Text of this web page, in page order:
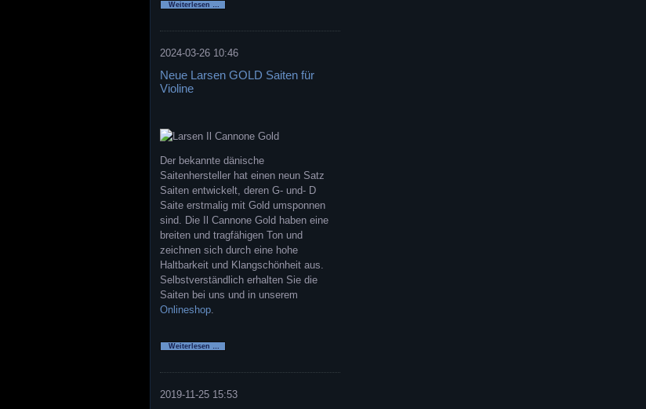
Weiterlesen …
2024-03-26 10:46
Neue Larsen GOLD Saiten für
Violine
Der bekannte dänische
Saitenhersteller hat einen neun Satz
Saiten entwickelt, deren G- und- D
Saite erstmalig mit Gold umsponnen
sind. Die Il Cannone Gold haben eine
breiten und tragfähigen Ton und
zeichnen sich durch eine hohe
Haltbarkeit und Klangschönheit aus.
Selbstverständlich erhalten Sie die
Saiten bei uns und in unserem
Onlineshop.
Weiterlesen …
2019-11-25 15:53